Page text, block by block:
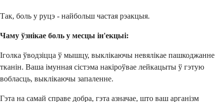
Так, боль у руцэ - найбольш частая рэакцыя.
Чаму ўзнікае боль у месцы ін'екцыі:
Іголка ўводзіцца ў мышцу, выклікаючы невялікае пашкоджанне
тканін. Ваша імунная сістэма накіроўвае лейкацыты ў гэтую
вобласць, выклікаючы запаленне.
Гэта на самай справе добра, гэта азначае, што ваш арганізм